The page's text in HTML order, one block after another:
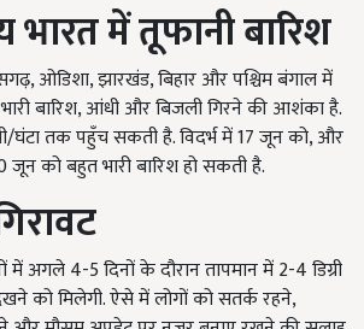
भारत में तूफानी बारिश
ओडिशा, झारखंड, बिहार और पश्चिम बंगाल में
बारिश, आंधी और बिजली गिरने की आशंका है.
घंटा तक पहुँच सकती है. विदर्भ में 17 जून को, और
जून को बहुत भारी बारिश हो सकती है.
अगले 4-5 दिनों के दौरान तापमान में 2-4 डिग्री
को मिलेगी. ऐसे में लोगों को सतर्क रहने,